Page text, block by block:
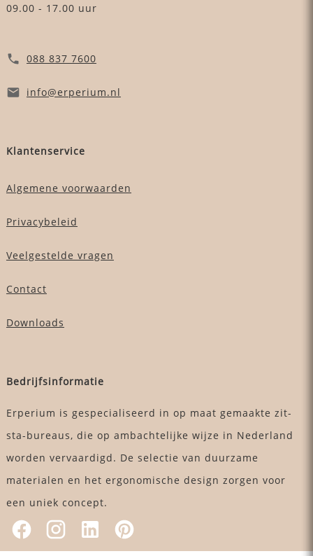
09.00 - 17.00 uur
088 837 7600
info@erperium.nl
Klantenservice
Algemene voorwaarden
Privacybeleid
Veelgestelde vragen
Contact
Downloads
Bedrijfsinformatie
Erperium is gespecialiseerd in op maat gemaakte zit-
sta-bureaus, die op ambachtelijke wijze in Nederland
worden vervaardigd. De selectie van duurzame
materialen en het ergonomische design zorgen voor
een uniek concept.